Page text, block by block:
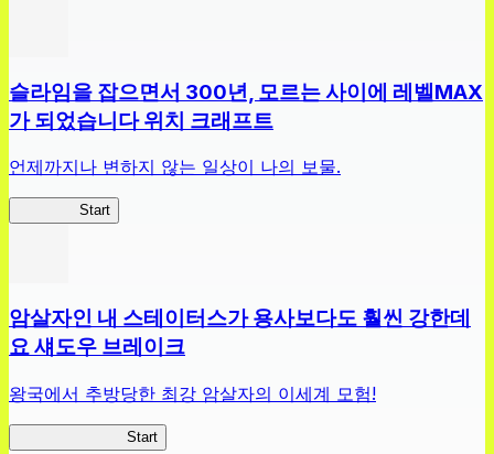
슬라임을 잡으면서 300년, 모르는 사이에 레벨MAX
가 되었습니다 위치 크래프트
언제까지나 변하지 않는 일상이 나의 보물.
Start
암살자인 내 스테이터스가 용사보다도 훨씬 강한데
요 섀도우 브레이크
왕국에서 추방당한 최강 암살자의 이세계 모험!
Start